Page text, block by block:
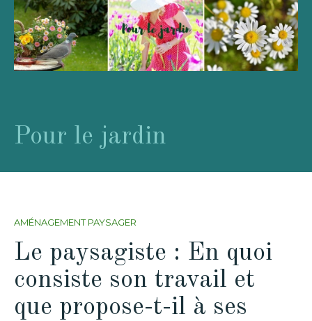
Pour le jardin
AMÉNAGEMENT PAYSAGER
Le paysagiste : En quoi
consiste son travail et
que propose-t-il à ses